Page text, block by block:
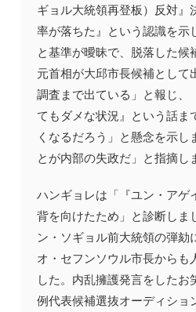
ギョル大統領再登板）反対
率が落ちた』という認識を示
と基準が曖昧で、脱落した
元首相が大邱市長候補とし
調査まで出ている」と報じ、
てもダメな状況』という話ま
くなるだろう」と懸念を示
とが内部の失政だ」と指摘し
ハンギョレは「『ユン・アゲ
背を向けたため」と診断し
ン・ソギョル前大統領の弾劾
オ・セフンソウル市長から
した。内乱擁護発言をした
例代表候補選抜オーディショ